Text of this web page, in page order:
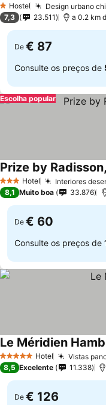
1 Estrelas
Hostel Design urbano
7,3 23.511 a 0.2 km
De € 87
Consulte os preços de
Escolha popular
3 EstrelasHotel Interiores
Prize by
8,1 Muito boa 33.876
De € 60
Consulte os preços de
5 Estrelas Hotel Vistas
Le Méridien
8,5 Excelente 11.338
De € 126